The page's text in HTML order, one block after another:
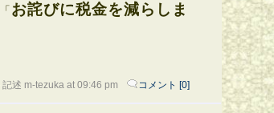
お詫びに税金を減らしま
述 m-tezuka at 09:46 pm コメント [0]